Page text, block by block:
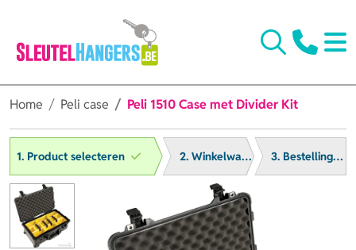
Home Peli case Peli 1510 Case met Divider Kit
1. Product selecteren 2. Winkelwagen 3. Bestelling afronden